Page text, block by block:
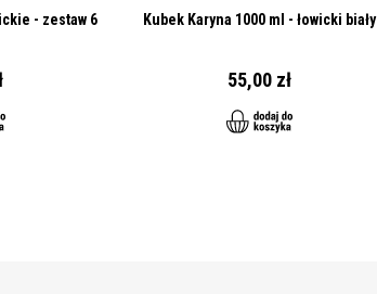
- zestaw 6
Kubek Karyna 1000 ml - łowicki biały
55,00 zł